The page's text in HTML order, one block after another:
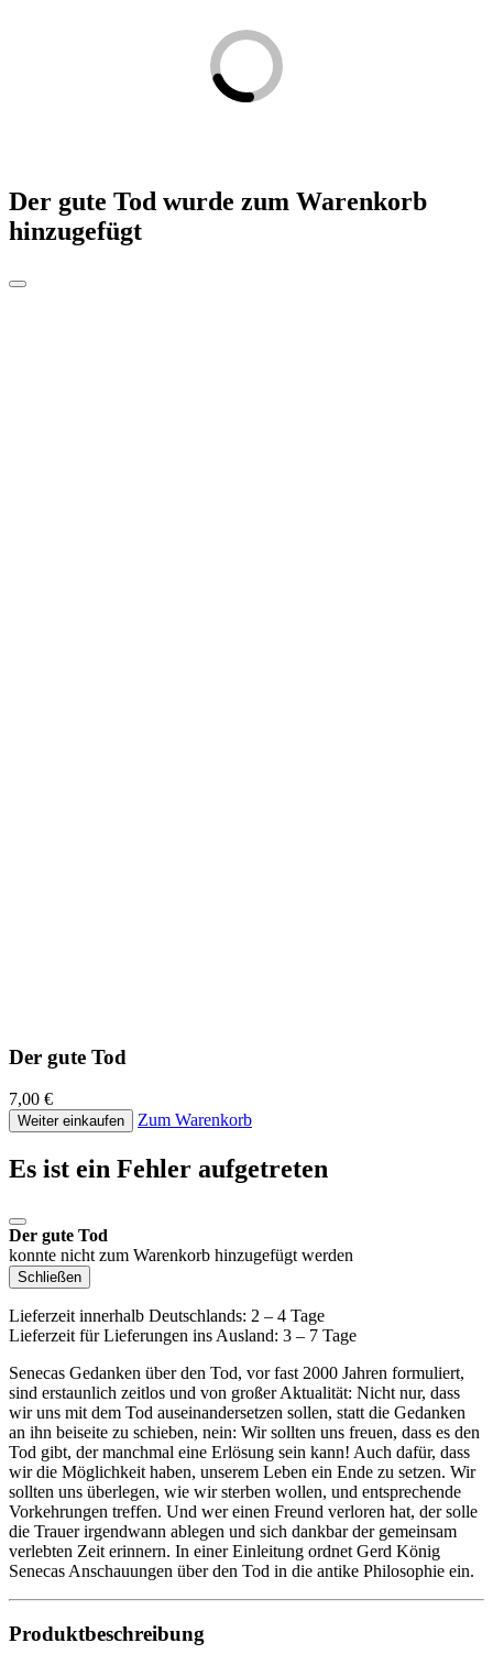
Der gute Tod wurde zum Warenkorb
hinzugefügt
Der gute Tod
7,00 €
Weiter einkaufen Zum Warenkorb
Es ist ein Fehler aufgetreten
Der gute Tod
konnte nicht zum Warenkorb hinzugefügt werden
Schließen
Lieferzeit innerhalb Deutschlands: 2 – 4 Tage
Lieferzeit für Lieferungen ins Ausland: 3 – 7 Tage
Senecas Gedanken über den Tod, vor fast 2000 Jahren formuliert,
sind erstaunlich zeitlos und von großer Aktualität: Nicht nur, dass
wir uns mit dem Tod auseinandersetzen sollen, statt die Gedanken
an ihn beiseite zu schieben, nein: Wir sollten uns freuen, dass es den
Tod gibt, der manchmal eine Erlösung sein kann! Auch dafür, dass
wir die Möglichkeit haben, unserem Leben ein Ende zu setzen. Wir
sollten uns überlegen, wie wir sterben wollen, und entsprechende
Vorkehrungen treffen. Und wer einen Freund verloren hat, der solle
die Trauer irgendwann ablegen und sich dankbar der gemeinsam
verlebten Zeit erinnern. In einer Einleitung ordnet Gerd König
Senecas Anschauungen über den Tod in die antike Philosophie ein.
Produktbeschreibung